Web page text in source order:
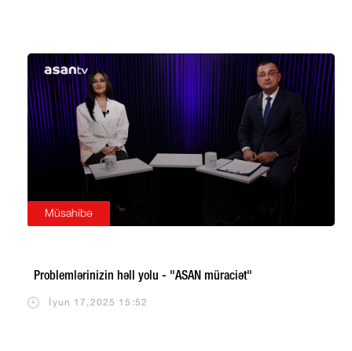
Problemlərinizin həll yolu - "ASAN müraciət"
İyun 17,2025 15:52
Müsahibə